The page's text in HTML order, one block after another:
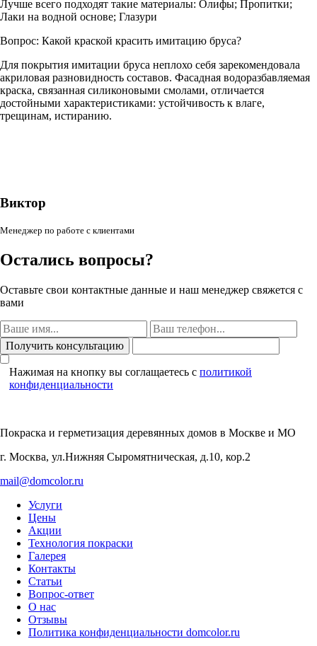
Лучше всего подходят такие материалы: Олифы; Пропитки;
Лаки на водной основе; Глазури
Вопрос: Какой краской красить имитацию бруса?
Для покрытия имитации бруса неплохо себя зарекомендовала
акриловая разновидность составов. Фасадная водоразбавляемая
краска, связанная силиконовыми смолами, отличается
достойными характеристиками: устойчивость к влаге,
трещинам, истиранию.
Виктор
Менеджер по работе с клиентами
Остались вопросы?
Оставьте свои контактные данные и наш менеджер свяжется с
вами
Нажимая на кнопку вы соглащаетесь с политикой
конфиденциальности
Покраска и герметизация деревянных домов в Москве и МО
г. Москва, ул.Нижняя Сыромятническая, д.10, кор.2
mail@domcolor.ru
Услуги
Цены
Акции
Технология покраски
Галерея
Контакты
Статьи
Вопрос-ответ
О нас
Отзывы
Политика конфиденциальности domcolor.ru